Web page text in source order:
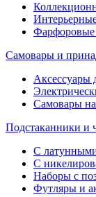
Фарфоровые
Самовары и
Аксессуары
Самовары
Подстаканники и
С
С
Наборы с
Футляры и